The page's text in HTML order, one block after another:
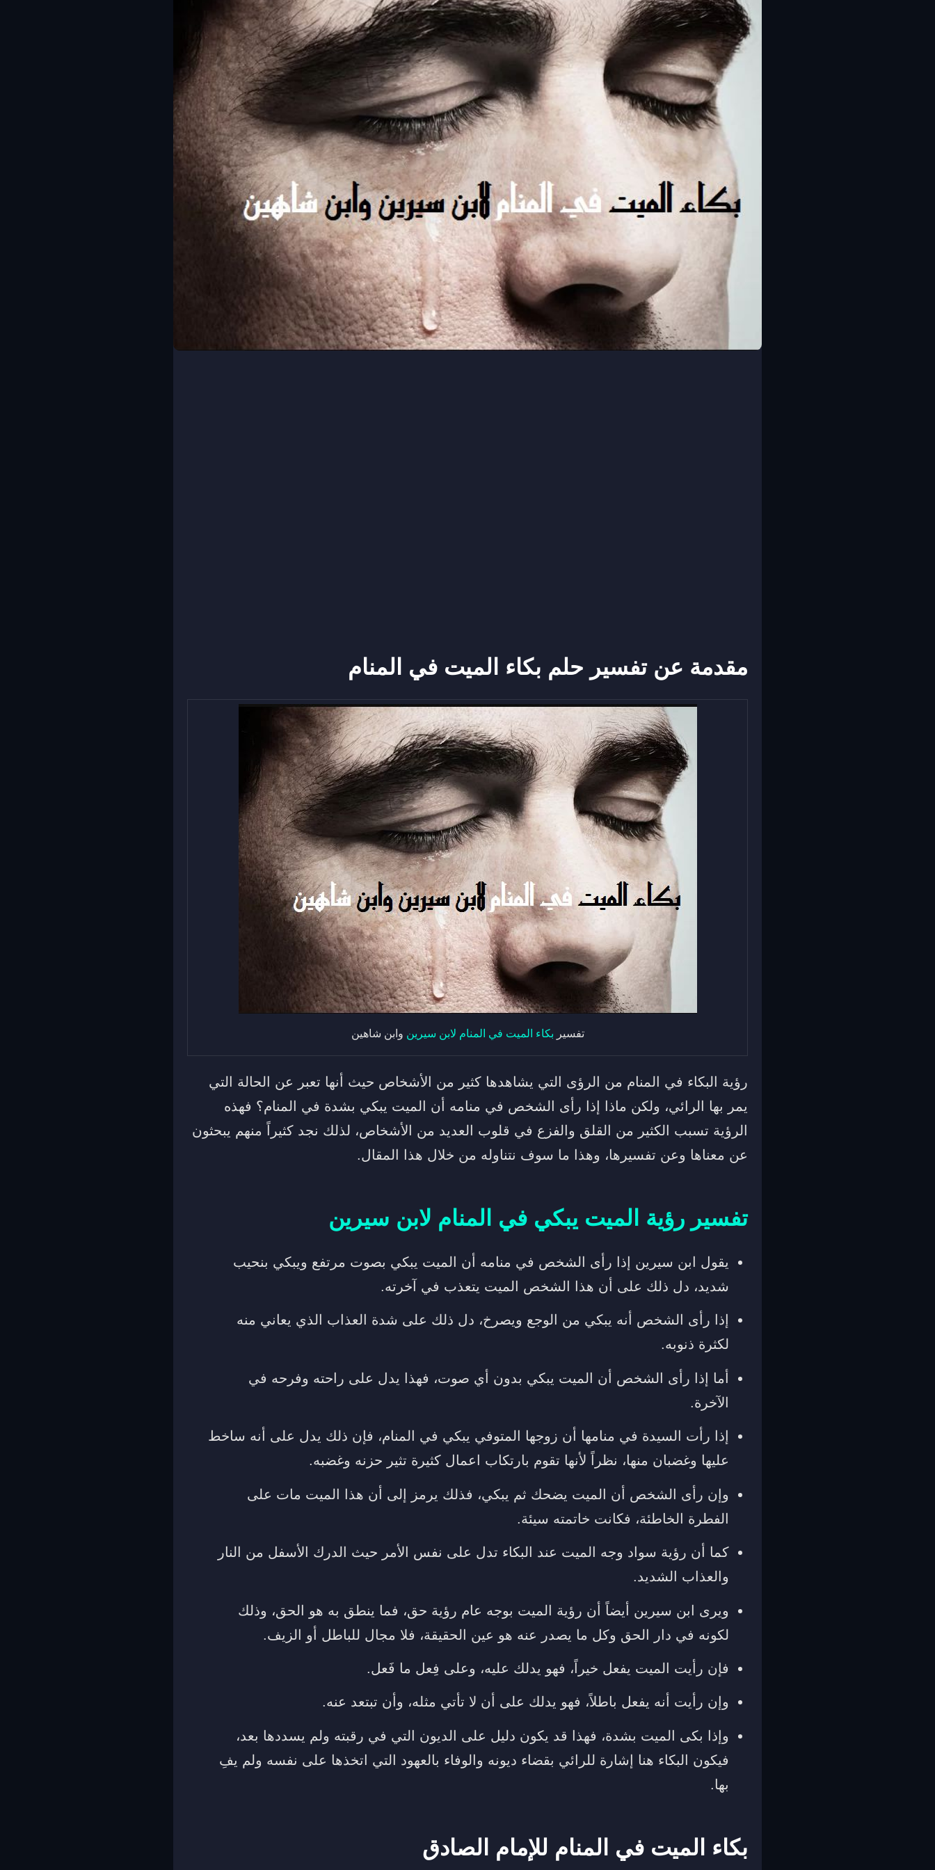
مقدمة عن تفسير حلم بكاء الميت في المنام
تفسير بكاء الميت في المنام لابن سيرين وابن شاهين
رؤية البكاء في المنام من الرؤى التي يشاهدها كثير من الأشخاص حيث أنها تعبر عن الحالة التي
يمر بها الرائي، ولكن ماذا إذا رأى الشخص في منامه أن الميت يبكي بشدة في المنام؟ فهذه
الرؤية تسبب الكثير من القلق والفزع في قلوب العديد من الأشخاص، لذلك نجد كثيراً منهم يبحثون
عن معناها وعن تفسيرها، وهذا ما سوف نتناوله من خلال هذا المقال.
تفسير رؤية الميت يبكي في المنام لابن سيرين
يقول ابن سيرين إذا رأى الشخص في منامه أن الميت يبكي بصوت مرتفع ويبكي بنحيب
شديد، دل ذلك على أن هذا الشخص الميت يتعذب في آخرته.
إذا رأى الشخص أنه يبكي من الوجع ويصرخ، دل ذلك على شدة العذاب الذي يعاني منه
لكثرة ذنوبه.
أما إذا رأى الشخص أن الميت يبكي بدون أي صوت، فهذا يدل على راحته وفرحه في
الآخرة.
إذا رأت السيدة في منامها أن زوجها المتوفي يبكي في المنام، فإن ذلك يدل على أنه ساخط
عليها وغضبان منها، نظراً لأنها تقوم بارتكاب اعمال كثيرة تثير حزنه وغضبه.
وإن رأى الشخص أن الميت يضحك ثم يبكي، فذلك يرمز إلى أن هذا الميت مات على
الفطرة الخاطئة، فكانت خاتمته سيئة.
كما أن رؤية سواد وجه الميت عند البكاء تدل على نفس الأمر حيث الدرك الأسفل من النار
والعذاب الشديد.
ويرى ابن سيرين أيضاً أن رؤية الميت بوجه عام رؤية حق، فما ينطق به هو الحق، وذلك
لكونه في دار الحق وكل ما يصدر عنه هو عين الحقيقة، فلا مجال للباطل أو الزيف.
فإن رأيت الميت يفعل خيراً، فهو يدلك عليه، وعلى فِعل ما فَعل.
وإن رأيت أنه يفعل باطلاً، فهو يدلك على أن لا تأتي مثله، وأن تبتعد عنه.
وإذا بكى الميت بشدة، فهذا قد يكون دليل على الديون التي في رقبته ولم يسددها بعد،
فيكون البكاء هنا إشارة للرائي بقضاء ديونه والوفاء بالعهود التي اتخذها على نفسه ولم يفِ
بها.
بكاء الميت في المنام للإمام الصادق